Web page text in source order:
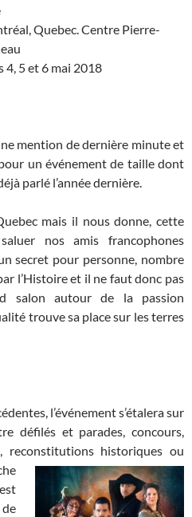
Quebec. Centre Pierre-
4, 5 et 6 mai 2018
mention de dernière minute et
un événement de taille dont
parlé l’année dernière.
mais il nous donne, cette
nos amis francophones
secret pour personne, nombre
l’Histoire et il ne faut donc pas
salon autour de la passion
trouve sa place sur les terres
l’événement s’étalera sur
défilés et parades, concours,
reconstitutions historiques ou